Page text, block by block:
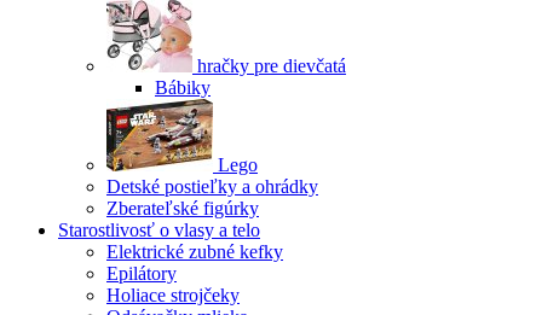
hračky pre dievčatá
Bábiky
Lego
Detské postieľky a ohrádky
Zberateľské figúrky
Starostlivosť o vlasy a telo
Elektrické zubné kefky
Epilátory
Holiace strojčeky